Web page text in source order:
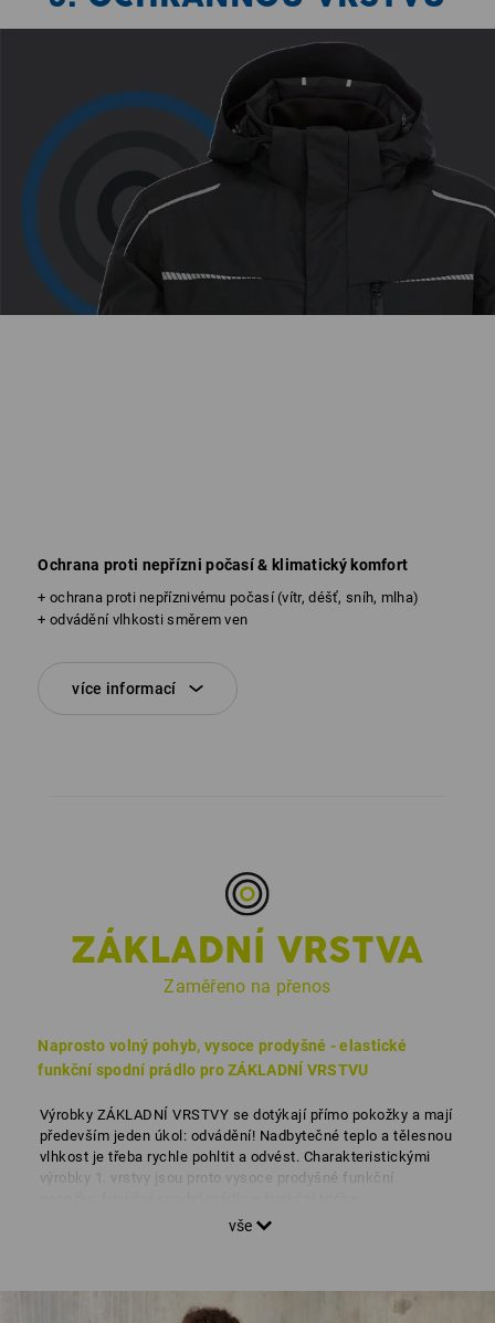
Ochrana proti nepřízni počasí & klimatický komfort
+ ochrana proti nepříznivému počasí (vítr, déšť, sníh, mlha)
+ odvádění vlhkosti směrem ven
více informací
ZÁKLADNÍ VRSTVA
Zaměřeno na přenos
Naprosto volný pohyb, vysoce prodyšné - elastické
funkční spodní prádlo pro ZÁKLADNÍ VRSTVU
Výrobky ZÁKLADNÍ VRSTVY se dotýkají přímo pokožky a mají
především jeden úkol: odvádění! Nadbytečné teplo a tělesnou
vlhkost je třeba rychle pohltit a odvést. Charakteristickými
výrobky 1. vrstvy jsou proto vysoce prodyšné funkční